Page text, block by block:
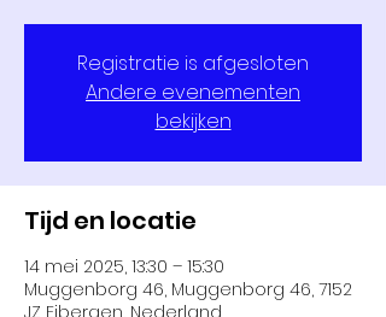
Registratie is afgesloten
Andere evenementen
bekijken
Tijd en locatie
14 mei 2025, 13:30 – 15:30
Muggenborg 46, Muggenborg 46, 7152
JZ Eibergen, Nederland